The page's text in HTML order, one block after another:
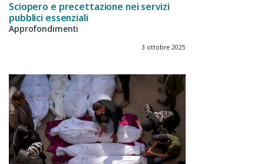
Sciopero e precettazione nei servizi
pubblici essenziali
Approfondimenti
3 ottobre 2025